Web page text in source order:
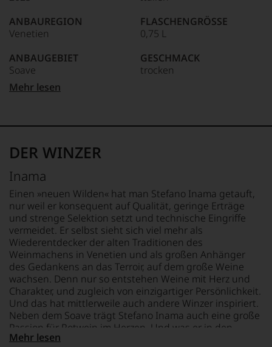
Das
dokumentieren
auch
und
gerade
mit
Medaillen
Weinjournalisten
Fachpublikationen
unseren
Aussendungen
oder
in
unserem
Webshop,
um
zu
unterstreichen,
auf
welch
hohem
Niveau
ANBAUREGION
Venetien
ANBAUGEBIET
Soave
APPELLATION
QUALITÄTSSTUFE
100% Garganega
TRINKTEMPERATUR
10 °C
ALKOHOLGEHALT
11,5 % Vol.
LAGERPOTENTIAL
2029
VERSCHLUSS
Drehverschluss
FLASCHENGRÖSSE
0,75 L
GESCHMACK
trocken
FETT
0 g
davon Zucker: 0 g
EIWEISS
0 g
SALZ
0 g
ZUTATEN
Trauben,
Konservierungsstoffe
(SULFITE).
Mehr lesen
DER WINZER
Inama
Einen »neuen Wilden« hat man Stefano Inama getauft,
nur weil er konsequent auf Qualität, geringe Erträge
und strenge Selektion setzt und technische Eingriffe
vermeidet. Er selbst sieht sich viel mehr als
Wiederentdecker der alten Traditionen des
Weinmachens in Venetien und als großen Anhänger
des Gedankens an das Terroir, auf dem große Weine
wachsen. Denn nur so entstehen Weine mit Herz und
Charakter, und zugleich von einzigartiger Persönlichkeit.
Und das hat mittlerweile auch andere Winzer inspiriert.
Neben dem Soave trägt Stefano Inama auch eine große
Passion für Rotwein im Herzen. Und was er in den
sanften Hügeln Venetiens hervorbringt, darf man schon
Mehr lesen